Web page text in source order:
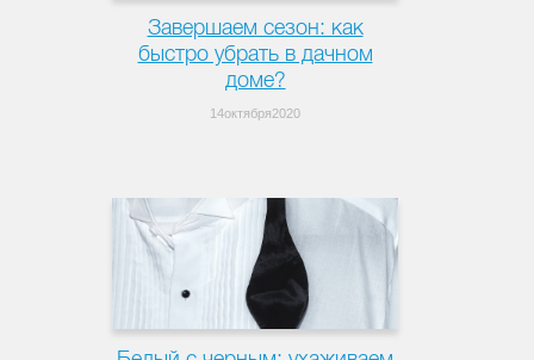
Завершаем сезон: как
быстро убрать в дачном
доме?
14октября2020